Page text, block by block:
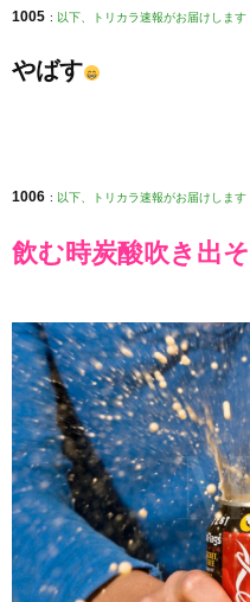
1005 : 以下、トリカラ速報がお届けします
やばす
1006 : 以下、トリカラ速報がお届けします
飲む時炭酸吹き出そ